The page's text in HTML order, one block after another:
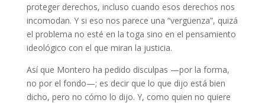
proteger derechos, incluso cuando esos derechos nos
incomodan. Y si eso nos parece una “vergüenza”, quizá
el problema no esté en la toga sino en el pensamiento
ideológico con el que miran la justicia.
Así que Montero ha pedido disculpas —por la forma,
no por el fondo—; es decir que lo que dijo está bien
dicho, pero no cómo lo dijo. Y, como quien no quiere